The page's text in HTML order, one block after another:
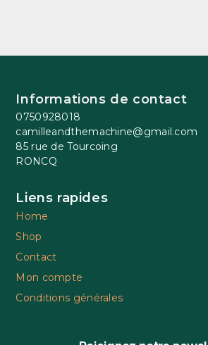
Informations de contact
0750928018
camilleandthemachine@gmail.com
85 rue de Tourcoing
RONCQ
Liens rapides
Home
Shop
Contact
Mon compte
Conditions générales